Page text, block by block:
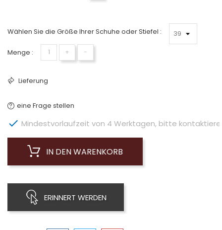
Wählen Sie die Größe Ihrer Schuhe oder Stiefel :
Menge : + −
Lieferung
eine Frage stellen
 Mindestvorlaufzeit von 4 Werktagen, bitte
IN DEN WARENKORB
ERINNERT WERDEN